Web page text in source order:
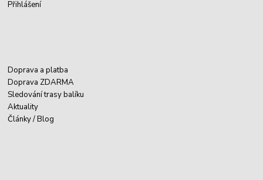
Přihlášení
Doprava a platba
Doprava ZDARMA
Sledování trasy balíku
Aktuality
Články / Blog